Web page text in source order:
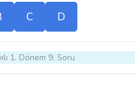
C D
1. Dönem 9. Soru